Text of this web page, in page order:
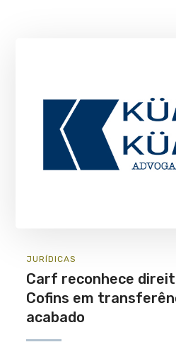
JURÍ­DICAS
Carf reconhece
Cofins em
acabado